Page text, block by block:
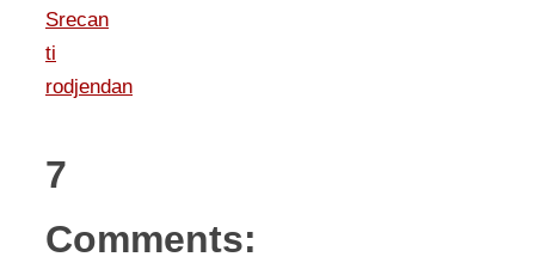
Srecan
ti
rodjendan
7
Comments: